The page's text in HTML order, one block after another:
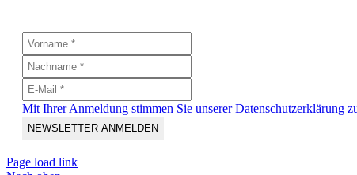
Mit Ihrer Anmeldung stimmen Sie unserer Datenschutzerklärung
Page load link